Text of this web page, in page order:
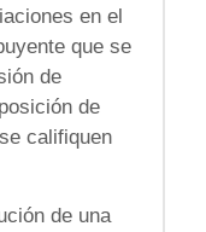
en el
que se
de
de
califiquen
de una